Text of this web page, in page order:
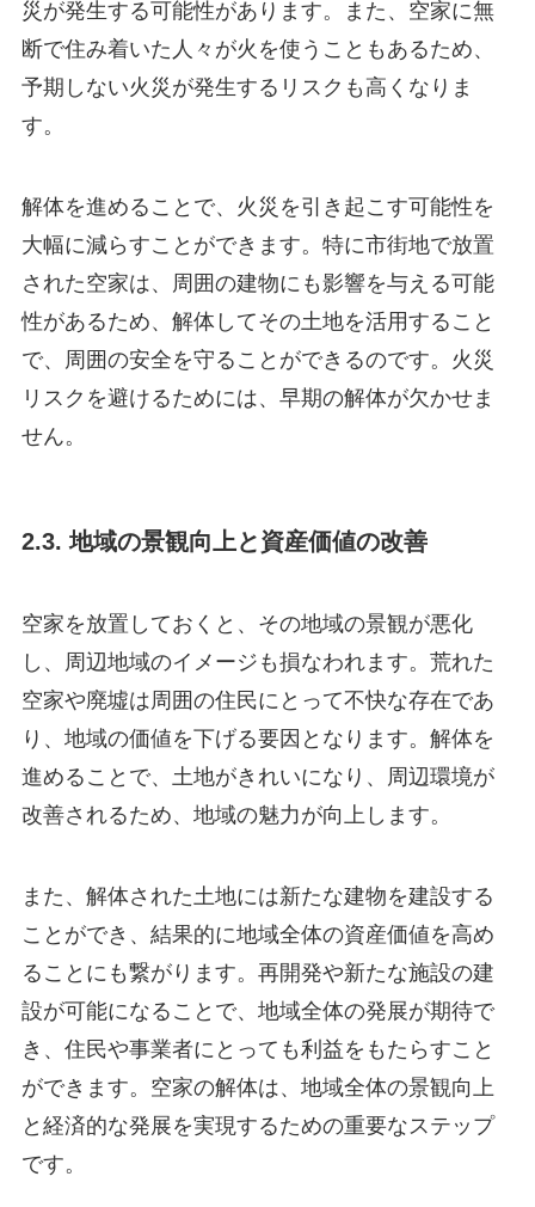
災が発生する可能性があります。また、空家に無
断で住み着いた人々が火を使うこともあるため、
予期しない火災が発生するリスクも高くなりま
す。
解体を進めることで、火災を引き起こす可能性を
大幅に減らすことができます。特に市街地で放置
された空家は、周囲の建物にも影響を与える可能
性があるため、解体してその土地を活用すること
で、周囲の安全を守ることができるのです。火災
リスクを避けるためには、早期の解体が欠かせま
せん。
2.3. 地域の景観向上と資産価値の改善
空家を放置しておくと、その地域の景観が悪化
し、周辺地域のイメージも損なわれます。荒れた
空家や廃墟は周囲の住民にとって不快な存在であ
り、地域の価値を下げる要因となります。解体を
進めることで、土地がきれいになり、周辺環境が
改善されるため、地域の魅力が向上します。
また、解体された土地には新たな建物を建設する
ことができ、結果的に地域全体の資産価値を高め
ることにも繋がります。再開発や新たな施設の建
設が可能になることで、地域全体の発展が期待で
き、住民や事業者にとっても利益をもたらすこと
ができます。空家の解体は、地域全体の景観向上
と経済的な発展を実現するための重要なステップ
です。